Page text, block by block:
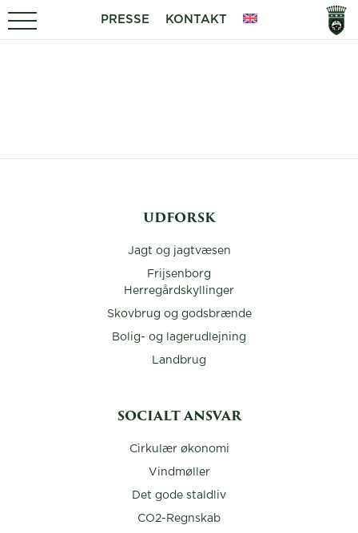
PRESSE KONTAKT
UDFORSK
Jagt og jagtvæsen
Frijsenborg
Herregårdskyllinger
Skovbrug og godsbrænde
Bolig- og lagerudlejning
Landbrug
SOCIALT ANSVAR
Cirkulær økonomi
Vindmøller
Det gode staldliv
CO2-Regnskab